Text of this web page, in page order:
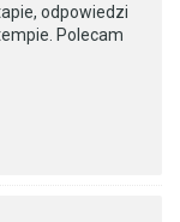
odpowiedzi
Polecam